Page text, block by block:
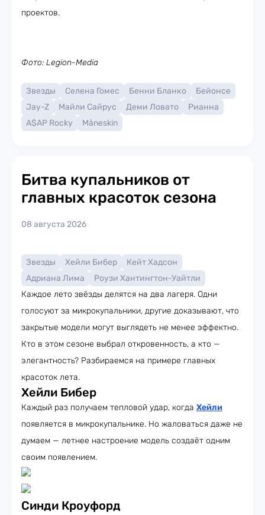
проектов.
Фото: Legion-Media
Звезды Селена Гомес Бенни Бланко
Бейонсе
Jay-Z
Майли Сайрус Деми Ловато
Рианна
A$AP Rocky
Måneskin
Битва купальников от
главных красоток сезона
08 августа 2026
Звезды Хейли Бибер
Кейт Хадсон
Адриана Лима
Роузи Хантингтон-Уайтли
Каждое лето звёзды делятся на два лагеря. Одни
голосуют за микрокупальники, другие доказывают, что
закрытые модели могут выглядеть не менее эффектно.
Кто в этом сезоне выбрал откровенность, а кто —
элегантность? Разбираемся на примере главных
красоток лета.
Хейли Бибер
Каждый раз получаем тепловой удар, когда Хейли
появляется в микрокупальнике. Но жаловаться даже не
думаем — летнее настроение модель создаёт одним
своим появлением.
Синди Кроуфорд